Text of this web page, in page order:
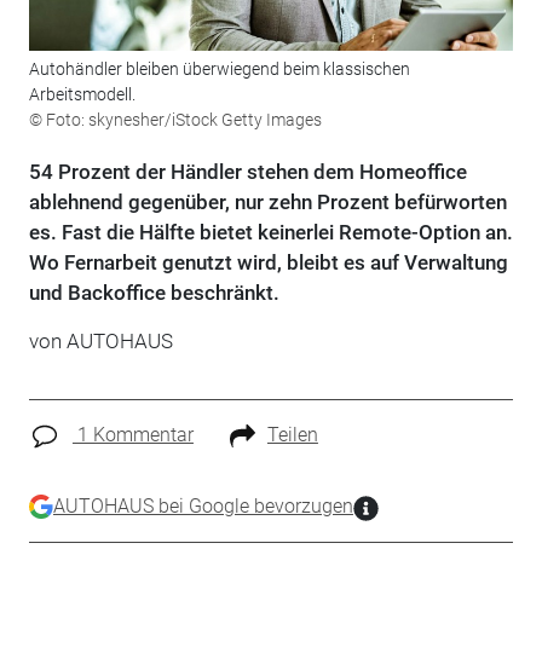
Autohändler bleiben überwiegend beim klassischen
Arbeitsmodell.
© Foto: skynesher/iStock Getty Images
54 Prozent der Händler stehen dem Homeoffice
ablehnend gegenüber, nur zehn Prozent befürworten
es. Fast die Hälfte bietet keinerlei Remote-Option an.
Wo Fernarbeit genutzt wird, bleibt es auf Verwaltung
und Backoffice beschränkt.
von AUTOHAUS
1 Kommentar Teilen
AUTOHAUS bei Google bevorzugen